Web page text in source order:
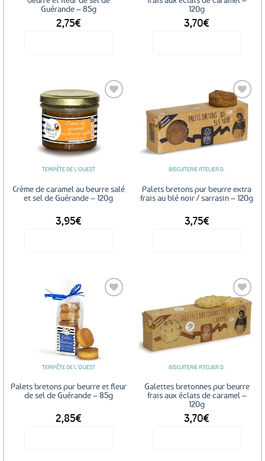
Guérande – 85g
2,75€
120g
3,70€
TEMPÊTE DE L'OUEST
Crème de caramel au beurre salé
et sel de Guérande – 120g
3,95€
Ajouter
aux
favoris
BISCUITERIE ATELIER D.
Palets bretons pur beurre extra
frais au blé noir / sarrasin – 120g
3,75€
TEMPÊTE DE L'OUEST
Palets bretons pur beurre et fleur
de sel de Guérande – 85g
2,85€
Ajouter
aux
favoris
BISCUITERIE ATELIER D.
Galettes bretonnes pur beurre
frais aux éclats de caramel –
120g
3,70€